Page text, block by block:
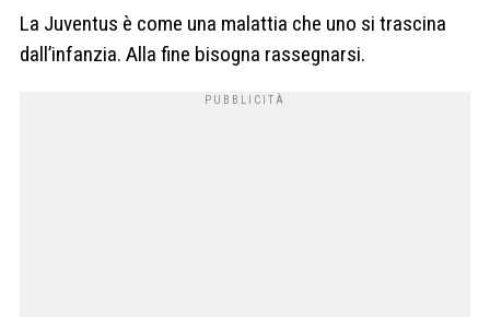
La Juventus è come una malattia che uno si trascina
dall’infanzia. Alla fine bisogna rassegnarsi.